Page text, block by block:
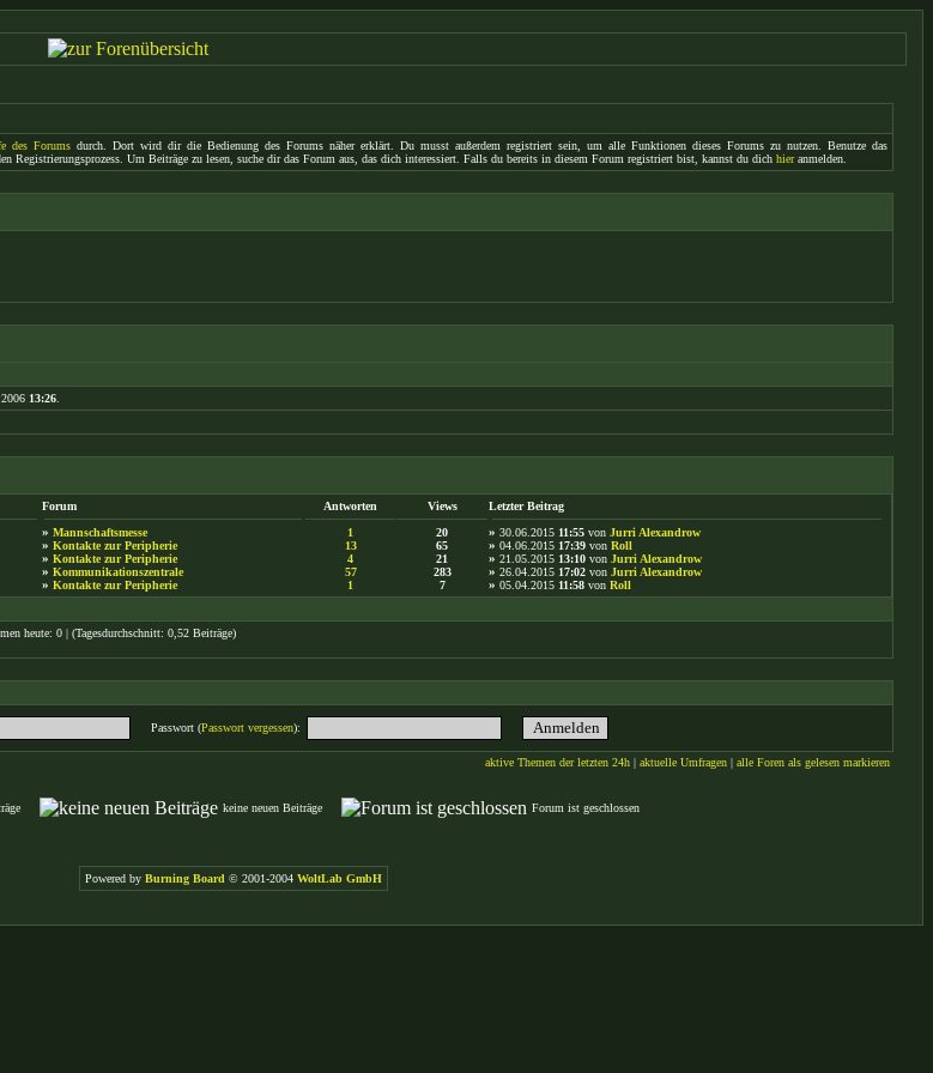
des Forums durch. Dort wird dir die Bedienung des Forums näher erklärt. Du musst außerdem registriert sein, um alle Funktionen dieses Forums zu nutzen. Benutze das
Registrierungsprozess. Um Beiträge zu lesen, suche dir das Forum aus, das dich interessiert. Falls du bereits in diesem Forum registriert bist, kannst du dich hieranmelden.
13:26.
Forum Antworten Views
Letzter Beitrag
» Mannschaftsmesse 1 20 » 30.06.2015 11:55von Jurri Alexandrow
» Kontakte zur Peripherie 13 65 » 04.06.2015 17:39von Roll
» Kontakte zur Peripherie 4 21 » 21.05.2015 13:10von Jurri Alexandrow
» Kommunikationszentrale 57 283 » 26.04.2015 17:02von Jurri Alexandrow
» Kontakte zur Peripherie 1 7 » 05.04.2015 11:58von Roll
heute: 0 | (Tagesdurchschnitt: 0,52 Beiträge)
Passwort (Passwort vergessen):
aktive Themen der letzten 24h| aktuelle Umfragen| alle Foren als gelesen markieren
keine neuen Beiträge Forum ist geschlossen
Powered by Burning Board © 2001-2004 WoltLab GmbH